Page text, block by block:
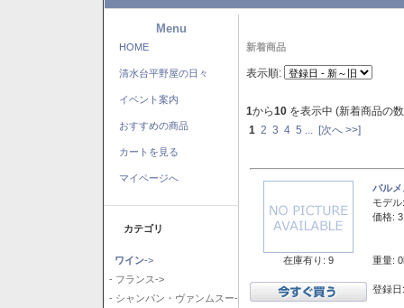
Menu
HOME
清水台平野屋の日々
イベント案内
おすすめの商品
カートを見る
マイページへ
カテゴリ
ワイン->
- フランス->
- シャンパン・ヴァンムスー-
新着商品
表示順:
1から10 を表示中 (新着商品の
1 2 3 4 5 [次へ >>]
在庫有り: 9
バル
モデル:
価格:
重量:
登録